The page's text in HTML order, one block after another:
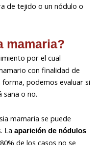
de tejido o un nódulo o
mamaria?
por el cual
con finalidad de
podemos evaluar si
sana o no.
mamaria se puede
La aparición de nódulos
de los casos no se